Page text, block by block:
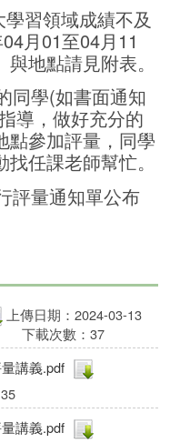
習領域成績不及
月01至04月11
地點請見附表。
同學(如書面通知
導，做好充分的
點參加評量，同學
任課老師幫忙。
評量通知單公布
上傳日期：2024-03-13
下載次數：37
講義.pdf
講義.pdf